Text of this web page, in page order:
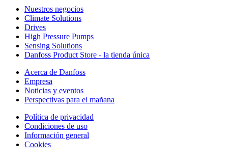
Nuestros negocios
Climate Solutions
Drives
High Pressure Pumps
Sensing Solutions
Danfoss Product Store - la tienda única
Acerca de Danfoss
Empresa
Noticias y eventos
Perspectivas para el mañana
Política de privacidad
Condiciones de uso
Información general
Cookies